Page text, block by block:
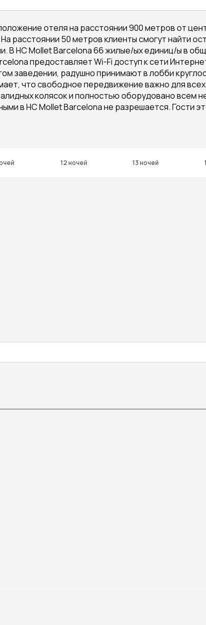
отеля на расстоянии 900 метров от
расстоянии 50 метров клиенты смогут найти
В HC Mollet Barcelona 66 жилые/ых единиц/ы в
предоставляет Wi-Fi доступ к сети
заведении, радушно принимают в лобби
что свободное передвижение важно для
колясок и полностью оборудовано всем
в HC Mollet Barcelona не разрешается. Гости
12 ночей 13 ночей